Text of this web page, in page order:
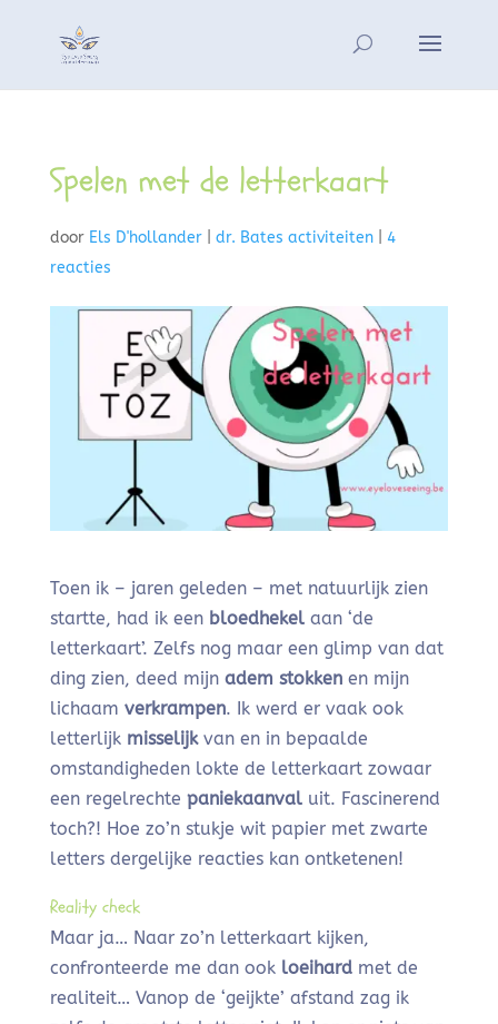
Spelen met de letterkaart
door Els D'hollander| dr. Bates activiteiten| 4
reacties
Toen ik – jaren geleden – met natuurlijk zien
startte, had ik een bloedhekelaan ‘de
letterkaart’. Zelfs nog maar een glimp van dat
ding zien, deed mijn adem stokkenen mijn
lichaam verkrampen. Ik werd er vaak ook
letterlijk misselijkvan en in bepaalde
omstandigheden lokte de letterkaart zowaar
een regelrechte paniekaanvaluit. Fascinerend
toch?! Hoe zo’n stukje wit papier met zwarte
letters dergelijke reacties kan ontketenen!
Reality check
Maar ja… Naar zo’n letterkaart kijken,
confronteerde me dan ook loeihardmet de
realiteit… Vanop de ‘geijkte’ afstand zag ik